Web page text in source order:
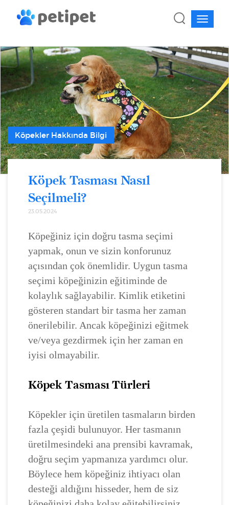
Köpekler Hakkında Bilgi
Köpek Tasması Nasıl
Seçilmeli?
23.05.2024
Köpeğiniz için doğru tasma seçimi
yapmak, onun ve sizin konforunuz
açısından çok önemlidir. Uygun tasma
seçimi köpeğinizin eğitiminde de
kolaylık sağlayabilir. Kimlik etiketini
gösteren standart bir tasma her zaman
önerilebilir. Ancak köpeğinizi eğitmek
ve/veya gezdirmek için her zaman en
iyisi olmayabilir.
Köpek Tasması Türleri
Köpekler için üretilen tasmaların birden
fazla çeşidi bulunuyor. Her tasmanın
üretilmesindeki ana prensibi kavramak,
doğru seçim yapmanıza yardımcı olur.
Böylece hem köpeğiniz ihtiyacı olan
desteği aldığını hisseder, hem de siz